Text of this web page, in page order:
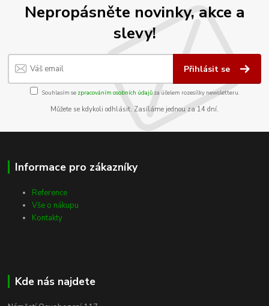
Nepropásněte novinky, akce a
slevy!
Přihlásit se
Souhlasím se zpracováním osobních údajůza účelem rozesílky newsletteru.
Můžete se kdykoli odhlásit. Zasíláme jednou za 14 dní.
Informace pro zákazníky
Reference
Vše o nákupu
Kontakty
Kde nás najdete